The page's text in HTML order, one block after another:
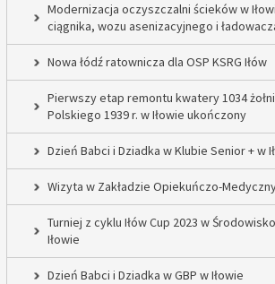
Modernizacja oczyszczalni ścieków w
ciągnika, wozu asenizacyjnego i
Nowa łódź ratownicza dla OSP KSRG Iłów
Pierwszy etap remontu kwatery 1034
Polskiego 1939 r. w Iłowie ukończony
Dzień Babci i Dziadka w Klubie Senior + w
Wizyta w Zakładzie Opiekuńczo-
Turniej z cyklu Iłów Cup 2023 w
Iłowie
Dzień Babci i Dziadka w GBP w Iłowie